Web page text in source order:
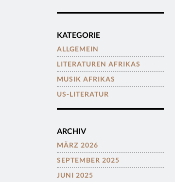
KATEGORIE
ALLGEMEIN
LITERATUREN AFRIKAS
MUSIK AFRIKAS
US-LITERATUR
ARCHIV
MÄRZ 2026
SEPTEMBER 2025
JUNI 2025